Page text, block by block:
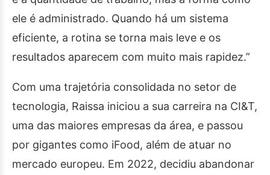
ele é administrado. Quando há um sistema
eficiente, a rotina se torna mais leve e os
resultados aparecem com muito mais rapidez.”
Com uma trajetória consolidada no setor de
tecnologia, Raissa iniciou a sua carreira na CI&T,
uma das maiores empresas da área, e passou
por gigantes como iFood, além de atuar no
mercado europeu. Em 2022, decidiu abandonar